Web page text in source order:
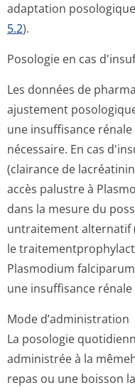
adaptation
5.2).
Posologie en cas
Les données de
ajustement
une insuffisance rénale
nécessaire. En cas
(clairance de
accès palustre à
dans la mesure du
untraitement alternatif
le
Plasmodium
une insuffisance
Mode d’administration
La posologie
administrée à la
repas ou une boisson